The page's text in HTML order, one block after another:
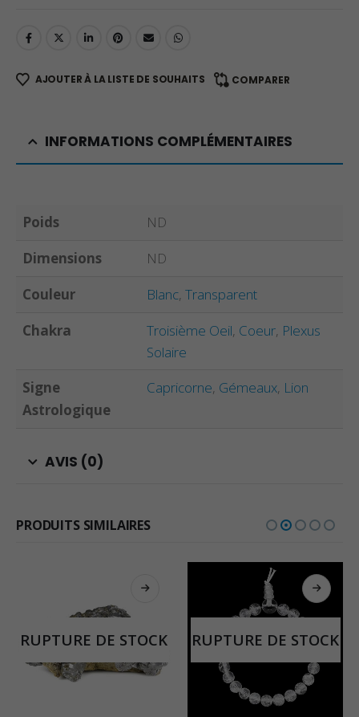
AJOUTER À LA LISTE DE SOUHAITS COMPARER
INFORMATIONS COMPLÉMENTAIRES
Poids
ND
Dimensions
ND
Couleur
Blanc, Transparent
Chakra
Troisième Oeil, Coeur, Plexus
Solaire
Signe
Astrologique
Capricorne, Gémeaux, Lion
AVIS (0)
PRODUITS SIMILAIRES
RUPTURE DE STOCK RUPTURE DE STOCK